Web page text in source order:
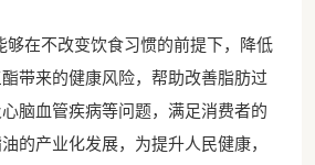
够在不改变饮食习惯的前提下，降低
带来的健康风险，帮助改善脂肪过
脑血管疾病等问题，满足消费者的
的产业化发展，为提升人民健康，